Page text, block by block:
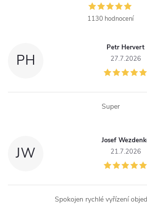
1130 hodnocení
PH
Petr Hervert
27.7.2026
Super
JW
Josef
21.7.2026
Spokojen rychlé vyřízení